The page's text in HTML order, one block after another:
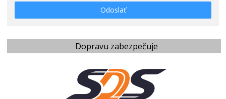
Odoslať
Dopravu zabezpečuje